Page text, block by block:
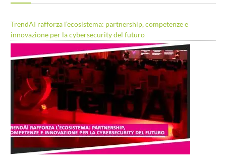
TrendAI rafforza l’ecosistema: partnership, competenze e
innovazione per la cybersecurity del futuro